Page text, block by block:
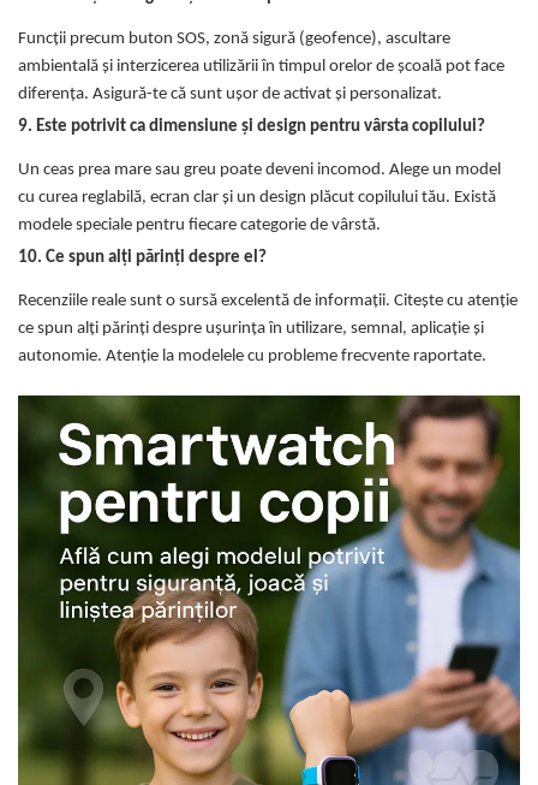
Funcții precum buton SOS, zonă sigură (geofence), ascultare
ambientală și interzicerea utilizării în timpul orelor de școală pot face
diferența. Asigură-te că sunt ușor de activat și personalizat.
9. Este potrivit ca dimensiune și design pentru vârsta copilului?
Un ceas prea mare sau greu poate deveni incomod. Alege un model
cu curea reglabilă, ecran clar și un design plăcut copilului tău. Există
modele speciale pentru fiecare categorie de vârstă.
10. Ce spun alți părinți despre el?
Recenziile reale sunt o sursă excelentă de informații. Citește cu atenție
ce spun alți părinți despre ușurința în utilizare, semnal, aplicație și
autonomie. Atenție la modelele cu probleme frecvente raportate.